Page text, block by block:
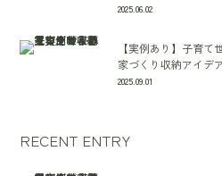
2025.06.02
【実例あり】子育
家づくり収納アイデ
2025.09.01
RECENT ENTRY